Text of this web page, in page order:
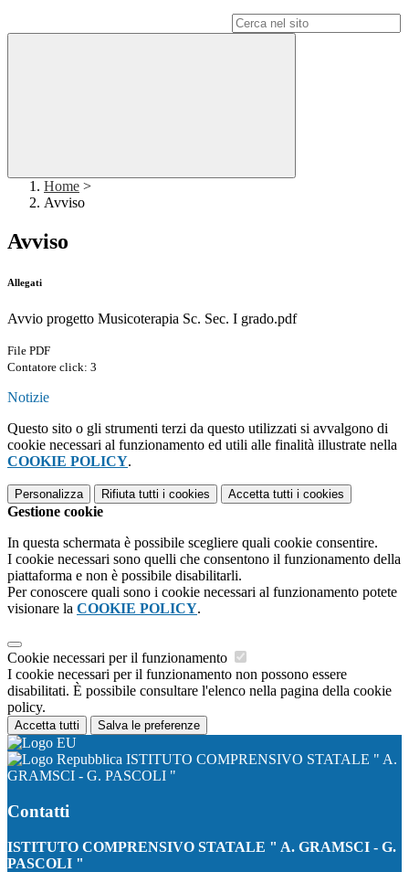
Home >
Avviso
Avviso
Allegati
Avvio progetto Musicoterapia Sc. Sec. I grado.pdf
File PDF
Contatore click: 3
Notizie
Questo sito o gli strumenti terzi da questo utilizzati si avvalgono di
cookie necessari al funzionamento ed utili alle finalità illustrate nella
COOKIE POLICY.
Personalizza Rifiuta tutti i cookies Accetta tutti i cookies
Gestione cookie
In questa schermata è possibile scegliere quali cookie consentire.
I cookie necessari sono quelli che consentono il funzionamento della
piattaforma e non è possibile disabilitarli.
Per conoscere quali sono i cookie necessari al funzionamento potete
visionare la COOKIE POLICY.
Cookie necessari per il funzionamento
I cookie necessari per il funzionamento non possono essere
disabilitati. È possibile consultare l'elenco nella pagina della cookie
policy.
Accetta tutti Salva le preferenze
ISTITUTO COMPRENSIVO STATALE " A.
GRAMSCI - G. PASCOLI "
Contatti
ISTITUTO COMPRENSIVO STATALE " A. GRAMSCI - G.
PASCOLI "